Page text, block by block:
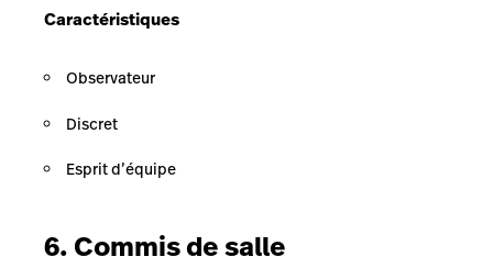
Caractéristiques
Observateur
Discret
Esprit d’équipe
6. Commis de salle